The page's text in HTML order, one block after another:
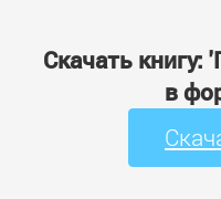
Скачать
в